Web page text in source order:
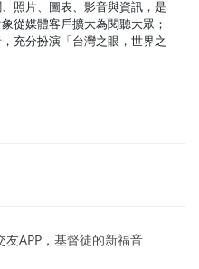
照片、圖表、影音與資訊，是
從媒體客戶擴大為閱聽大眾；
充分扮演「台灣之眼，世界之
友APP，基督徒的新福音